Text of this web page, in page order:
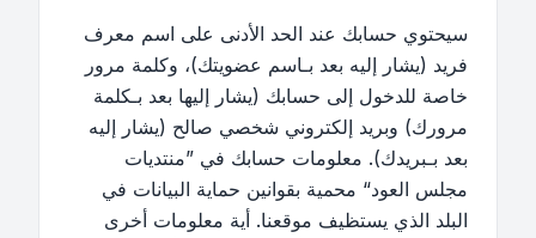
سيحتوي حسابك عند الحد الأدنى على اسم معرف
فريد (يشار إليه بعد بـاسم عضويتك)، وكلمة مرور
خاصة للدخول إلى حسابك (يشار إليها بعد بـكلمة
مرورك) وبريد إلكتروني شخصي صالح (يشار إليه
بعد بـبريدك). معلومات حسابك في ”منتديات
مجلس العود“ محمية بقوانين حماية البيانات في
البلد الذي يستظيف موقعنا. أية معلومات أخرى